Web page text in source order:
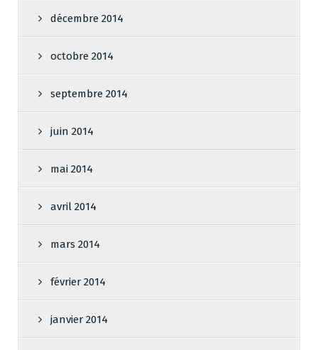
décembre 2014
octobre 2014
septembre 2014
juin 2014
mai 2014
avril 2014
mars 2014
février 2014
janvier 2014